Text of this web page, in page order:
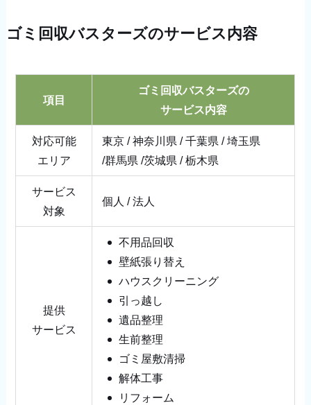
ゴミ回収バスターズのサービス内容
項目
ゴミ回収バスターズの
サービス内容
対応可能
エリア
東京 / 神奈川県 / 千葉県 / 埼玉県
/群馬県 /茨城県 / 栃木県
サービス
対象
個人 / 法人
提供
サービス
不用品回収
壁紙張り替え
ハウスクリーニング
引っ越し
遺品整理
生前整理
ゴミ屋敷清掃
解体工事
リフォーム